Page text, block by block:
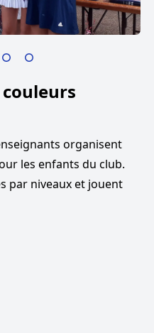
organisent
les enfants du club.
par niveaux et jouent